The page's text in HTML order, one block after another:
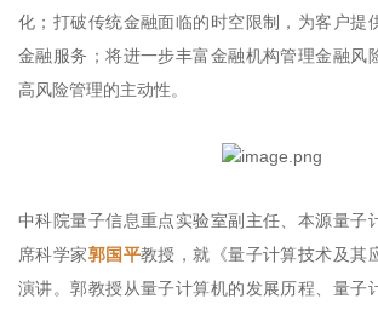
化；打破传统金融面临的时空限制，为客户提
金融服务；将进一步丰富金融机构管理金融风
高风险管理的主动性。
中科院量子信息重点实验室副主任、本源量子
席科学家郭国平教授，就《量子计算技术及其
演讲。郭教授从量子计算机的发展历程、量子